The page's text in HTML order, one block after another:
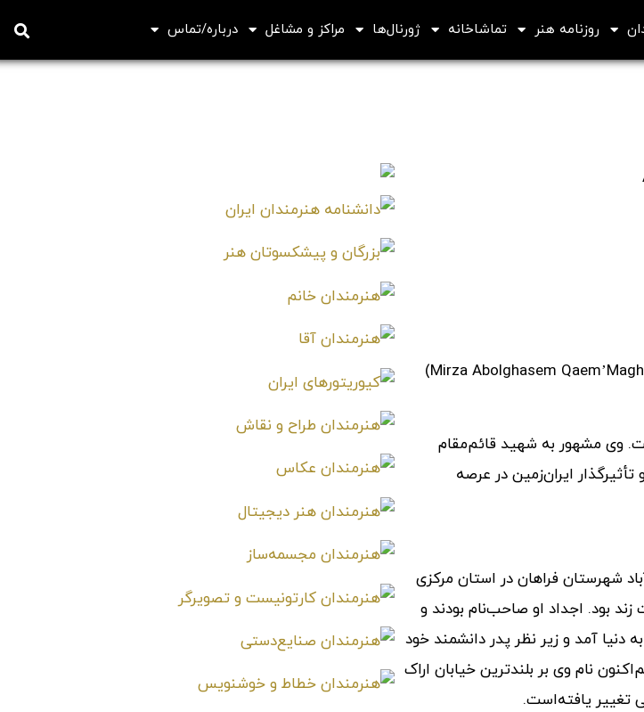
روزنامه هنر تماشاخانه ژورنال‌ها مراکز و مشاغل درباره/تماس
سید میرزا ابوالقاسم قائم مقام معروف به قائم مقام فراهانی (به انگلیسی: Mirza Abolghasem Qaem’Magham Farahani)
وی مشهور به شهید قائم‌مقام
ایران‌زمین در عرصه
شهرستان فراهان در استان مرکزی
بود. اجداد او صاحب‌نام بودند و
داشتند. او در سال 1158 هجری خورشیدی به دنیا آمد و زیر نظر پدر دانشمند خود
نام وی بر بلندترین خیابان اراک
تغییر یافته‌است.